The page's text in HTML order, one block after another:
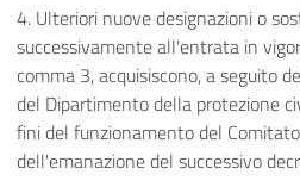
4. Ulteriori nuove designazioni o
successivamente all'entrata in
comma 3, acquisiscono, a seguito
del Dipartimento della protezione
fini del funzionamento del
dell'emanazione del successivo